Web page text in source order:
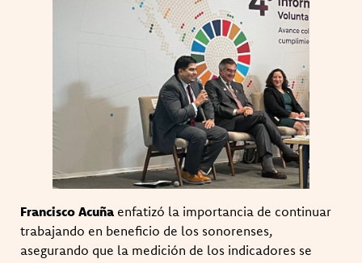
Francisco Acuña enfatizó la importancia de continuar
trabajando en beneficio de los sonorenses,
asegurando que la medición de los indicadores se